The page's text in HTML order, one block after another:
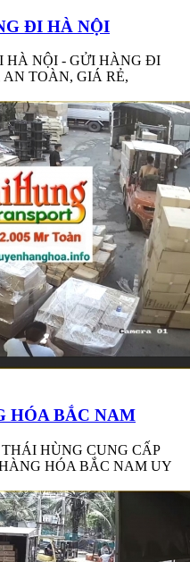
ĐI HÀ NỘI
HÀ NỘI - GỬI HÀNG ĐI
TOÀN, GIÁ RẺ,
HÓA BẮC NAM
HÙNG CUNG CẤP
HÓA BẮC NAM UY